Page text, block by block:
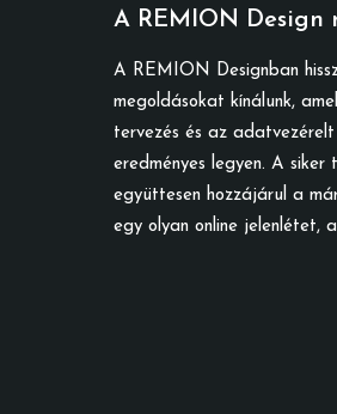
A REMION Design
A REMION Designban
megoldásokat kínálunk,
tervezés és az
eredményes legyen. A
együttesen hozzájárul a
egy olyan online jelenlétet,